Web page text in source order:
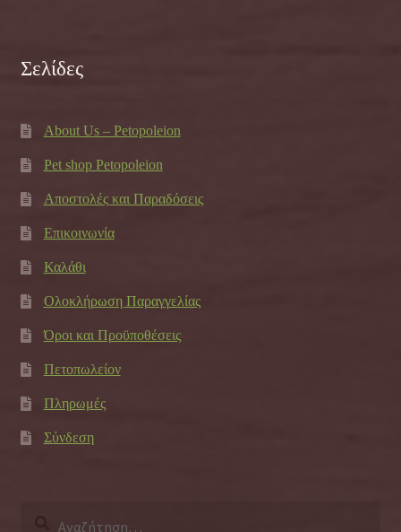
Σελίδες
About Us – Petopoleion
Pet shop Petopoleion
Αποστολές και Παραδόσεις
Επικοινωνία
Καλάθι
Ολοκλήρωση Παραγγελίας
Όροι και Προϋποθέσεις
Πετοπωλείον
Πληρωμές
Σύνδεση